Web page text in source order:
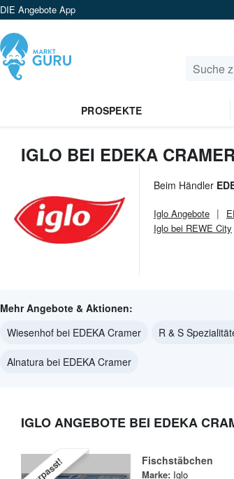
DIE Angebote App
PROSPEKTE
IGLO BEI EDEKA
Beim Händler
Iglo Angebote
Iglo bei REWE City
Mehr Angebote & Aktionen:
Wiesenhof bei EDEKA Cramer
R & S
Alnatura bei EDEKA Cramer
IGLO ANGEBOTE BEI EDEKA
Fischstäbchen
Marke: Iglo